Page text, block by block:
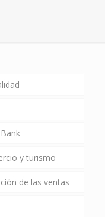
y turismo
de las ventas